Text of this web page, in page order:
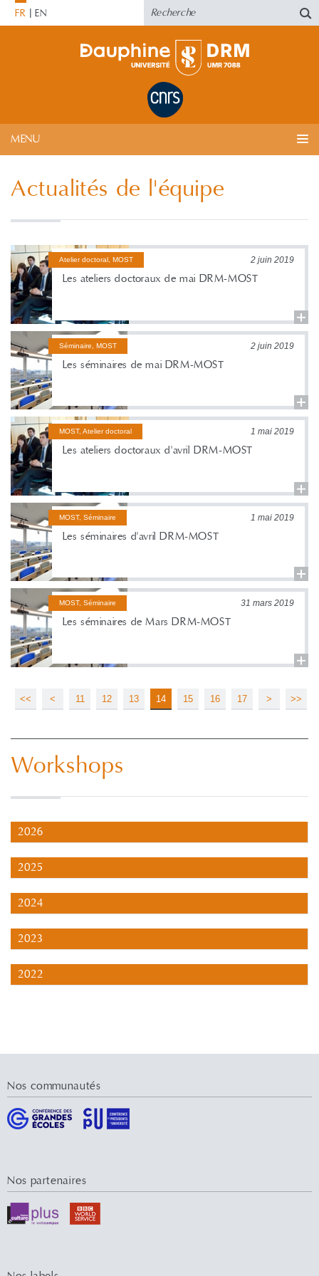
FR EN
MENU
Actualités de l'équipe
Atelier doctoral, MOST
Les ateliers doctoraux de mai DRM-MOST
2 juin 2019
Séminaire, MOST
Les séminaires de mai DRM-MOST
2 juin 2019
MOST, Atelier doctoral
Les ateliers doctoraux d'avril DRM-MOST
1 mai 2019
MOST, Séminaire
Les séminaires d'avril DRM-MOST
1 mai 2019
MOST, Séminaire
Les séminaires de Mars DRM-MOST
31 mars 2019
<< < 11 12 13 14 15 16 17 > >>
Workshops
2026
2025
2024
2023
2022
Nos communautés
Nos partenaires